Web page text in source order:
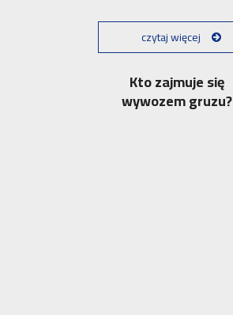
czytaj więcej
Kto zajmuje się
wywozem gruzu?